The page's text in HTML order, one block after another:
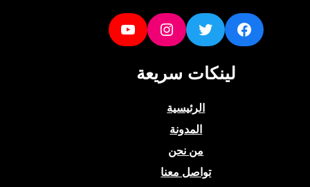
Instagram
YouTube
لينكات سريعة
الرئيسية
المدونة
من نحن
تواصل معنا